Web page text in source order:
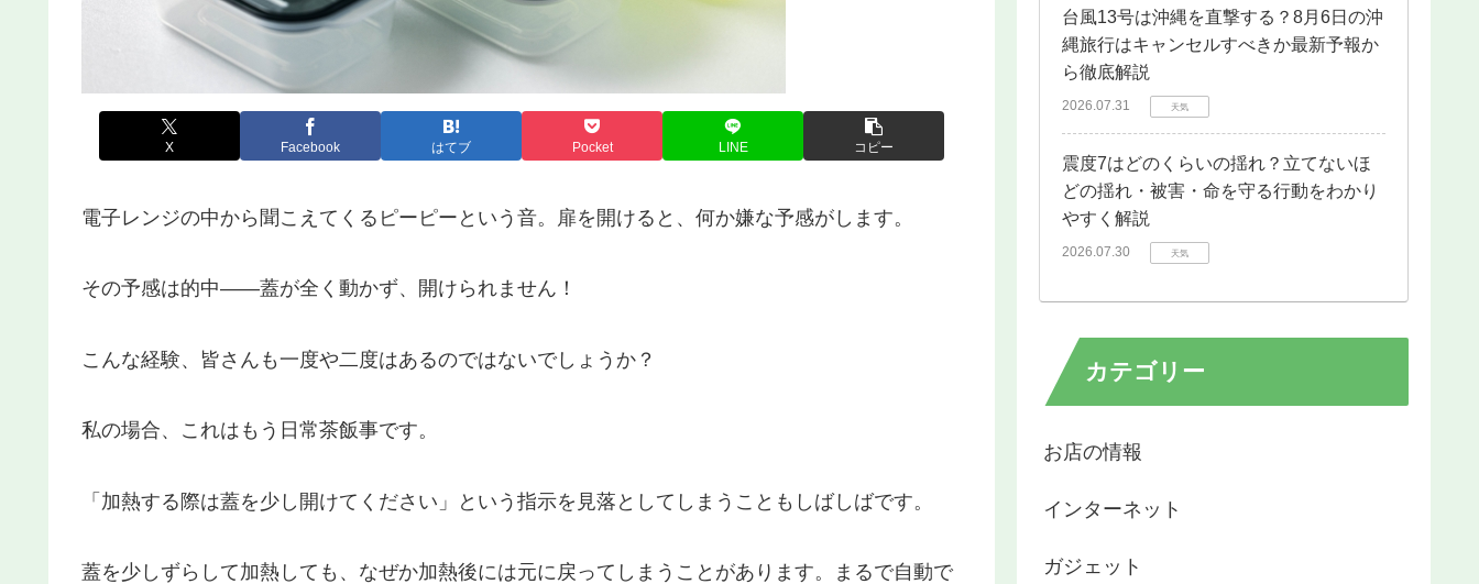
X Facebook はてブ Pocket LINE コピー
電子レンジの中から聞こえてくるピーピーという音。扉を開けると、何か嫌な予感がします。
その予感は的中――蓋が全く動かず、開けられません！
こんな経験、皆さんも一度や二度はあるのではないでしょうか？
私の場合、これはもう日常茶飯事です。
「加熱する際は蓋を少し開けてください」という指示を見落としてしまうこともしばしばです。
蓋を少しずらして加熱しても、なぜか加熱後には元に戻ってしまうことがあります。まるで自動で
台風13号は沖縄を直撃する？8月6日の沖
縄旅行はキャンセルすべきか最新予報か
ら徹底解説
2026.07.31 天気
震度7はどのくらいの揺れ？立てないほ
どの揺れ・被害・命を守る行動をわかり
やすく解説
2026.07.30 天気
カテゴリー
お店の情報
インターネット
ガジェット